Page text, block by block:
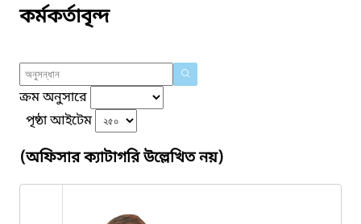
কর্মকর্তাবৃন্দ
ক্রম অনুসারে
পৃষ্ঠা আইটেম
(অফিসার ক্যাটাগরি উল্লেখিত নয়)